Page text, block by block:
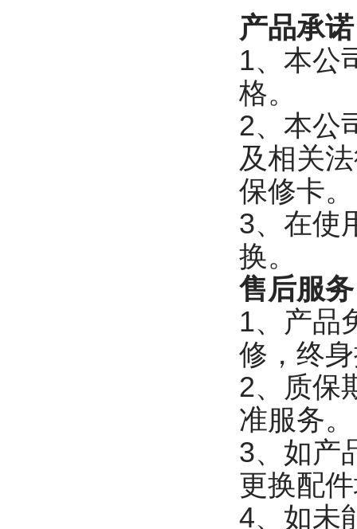
产品承诺
1、本公
格。
2、本公
及相关
保修卡。
3、在使
换。
售后服务
1、产品
修，终
2、质保
准
3、如产
更换配
4、如未